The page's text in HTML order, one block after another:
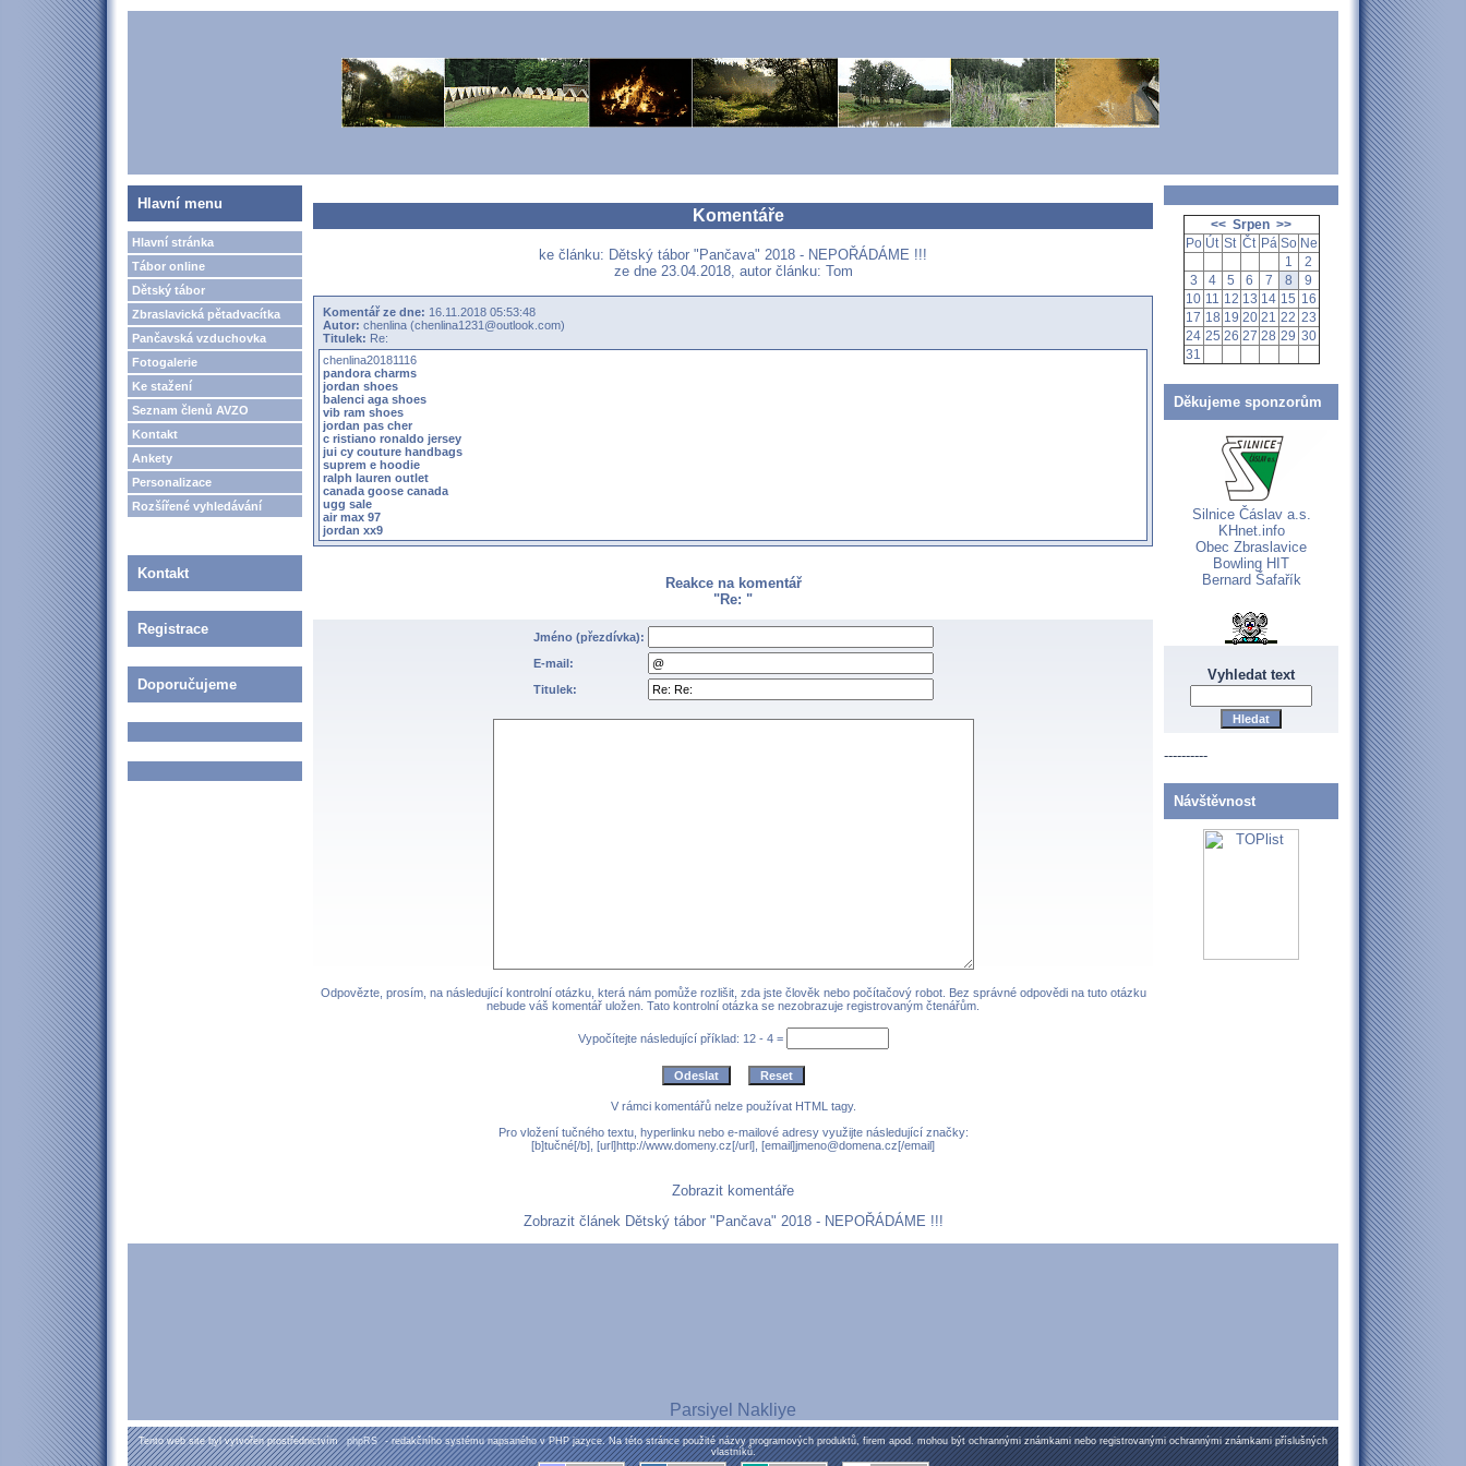
Hlavní menu
Hlavní stránka
Tábor online
Dětský tábor
Zbraslavická pětadvacítka
Pančavská vzduchovka
Fotogalerie
Ke stažení
Seznam členů AVZO
Kontakt
Ankety
Personalizace
Rozšířené vyhledávání
Kontakt
Registrace
Doporučujeme
Komentáře
ke článku: Dětský tábor "Pančava" 2018 - NEPOŘÁDÁME !!!
ze dne 23.04.2018, autor článku: Tom
Komentář ze dne: 16.11.2018 05:53:48
Autor: chenlina (chenlina1231@outlook.com)
Titulek: Re:
chenlina20181116
pandora charms
jordan shoes
balenci aga shoes
vib ram shoes
jordan pas cher
c ristiano ronaldo jersey
jui cy couture handbags
suprem e hoodie
ralph lauren outlet
canada goose canada
ugg sale
air max 97
jordan xx9
Reakce na komentář
"Re: "
Jméno (přezdívka):
E-mail:
Titulek:
Odpovězte, prosím, na následující kontrolní otázku, která nám pomůže rozlišit, zda jste člověk nebo počítačový robot. Bez správné odpovědi na tuto otázku
nebude váš komentář uložen. Tato kontrolní otázka se nezobrazuje registrovaným čtenářům.
Vypočítejte následující příklad: 12 - 4 =
V rámci komentářů nelze používat HTML tagy.
Pro vložení tučného textu, hyperlinku nebo e-mailové adresy využijte následující značky:
[b]tučné[/b], [url]http://www.domeny.cz[/url], [email]jmeno@domena.cz[/email]
Zobrazit komentáře
Zobrazit článek Dětský tábor "Pančava" 2018 - NEPOŘÁDÁME !!!
<< Srpen >>
Po Út St Čt Pá So Ne
1
2
3
4 5 6 7 8
9
10 11 12 13 14 15 16
17 18 19 20 21 22 23
24 25 26 27 28 29 30
31
Děkujeme sponzorům
Silnice Čáslav a.s.
KHnet.info
Obec Zbraslavice
Bowling HIT
Bernard Šafařík
Vyhledat text
----------
Návštěvnost
Parsiyel Nakliye
Tento web site byl vytvořen prostřednictvím phpRS - redakčního systému napsaného v PHP jazyce. Na této stránce použité názvy programových produktů, firem apod. mohou být ochrannými známkami nebo registrovanými ochrannými známkami příslušných
vlastníků.